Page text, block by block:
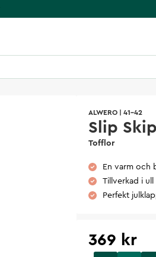
ALWERO 41-42
Slip
Tofflor
En varm och
Tillverkad i ull
Perfekt
369 kr